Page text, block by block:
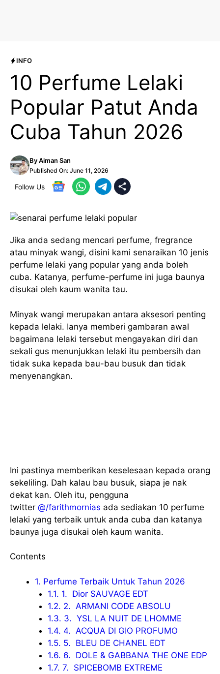
INFO
10 Perfume Lelaki
Popular Patut Anda
Cuba Tahun 2026
ByAiman San
Published On: June 11, 2026
Follow Us
Jika anda sedang mencari perfume, fregrance
atau minyak wangi, disini kami senaraikan 10 jenis
perfume lelaki yang popular yang anda boleh
cuba. Katanya, perfume-perfume ini juga baunya
disukai oleh kaum wanita tau.
Minyak wangi merupakan antara aksesori penting
kepada lelaki. Ianya memberi gambaran awal
bagaimana lelaki tersebut mengayakan diri dan
sekali gus menunjukkan lelaki itu pembersih dan
tidak suka kepada bau-bau busuk dan tidak
menyenangkan.
Ini pastinya memberikan keselesaan kepada orang
sekeliling. Dah kalau bau busuk, siapa je nak
dekat kan. Oleh itu, pengguna
twitter @/farithmornias ada sediakan 10 perfume
lelaki yang terbaik untuk anda cuba dan katanya
baunya juga disukai oleh kaum wanita.
Contents
1. Perfume Terbaik Untuk Tahun 2026
1.1. 1. Dior SAUVAGE EDT
1.2. 2. ARMANI CODE ABSOLU
1.3. 3. YSL LA NUIT DE LHOMME
1.4. 4. ACQUA DI GIO PROFUMO
1.5. 5. BLEU DE CHANEL EDT
1.6. 6. DOLE & GABBANA THE ONE EDP
1.7. 7. SPICEBOMB EXTREME